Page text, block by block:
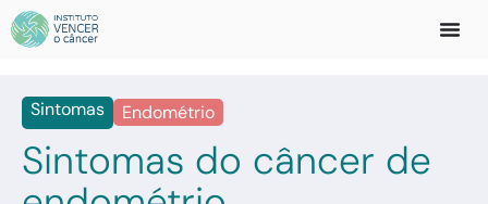
Sintomas Endométrio
Sintomas do câncer de